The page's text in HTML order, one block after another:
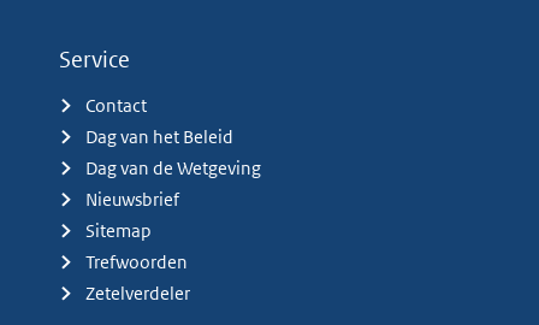
Service
Contact
Dag van het Beleid
Dag van de Wetgeving
Nieuwsbrief
Sitemap
Trefwoorden
Zetelverdeler